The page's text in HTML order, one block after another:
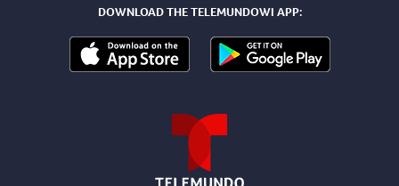
DOWNLOAD THE TELEMUNDOWI APP: